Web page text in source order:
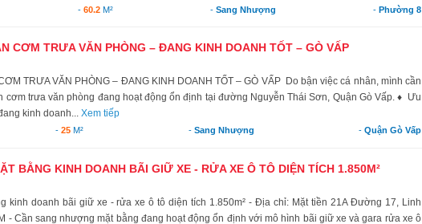
- 60.2M² - Sang Nhượng - Phường 8
CƠM TRƯA VĂN PHÒNG – ĐANG KINH DOANH TỐT – GÒ VẤP
TRƯA VĂN PHÒNG – ĐANG KINH DOANH TỐT – GÒ VẤP Do bận việc cá nhân, mình cần
cơm trưa văn phòng đang hoạt động ổn định tại đường Nguyễn Thái Sơn, Quận Gò Vấp. ♦ Ưu
kinh doanh... Xem tiếp
-25 M² - Sang Nhượng - Quận Gò Vấp
BẰNG KINH DOANH BÃI GIỮ XE - RỬA XE Ô TÔ DIỆN TÍCH 1.850M²
kinh doanh bãi giữ xe - rửa xe ô tô diện tích 1.850m² - Địa chỉ: Mặt tiền 21A Đường 17, Linh
- Cần sang nhượng mặt bằng đang hoạt động ổn định với mô hình bãi giữ xe và gara rửa xe ô